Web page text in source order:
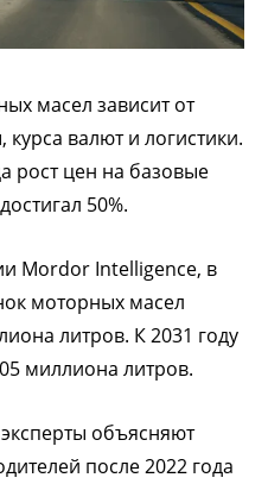
масел зависит от
валют и логистики.
рост цен на базовые
50%.
Mordor Intelligence, в
моторных масел
литров. К 2031 году
миллиона литров.
объясняют
после 2022 года